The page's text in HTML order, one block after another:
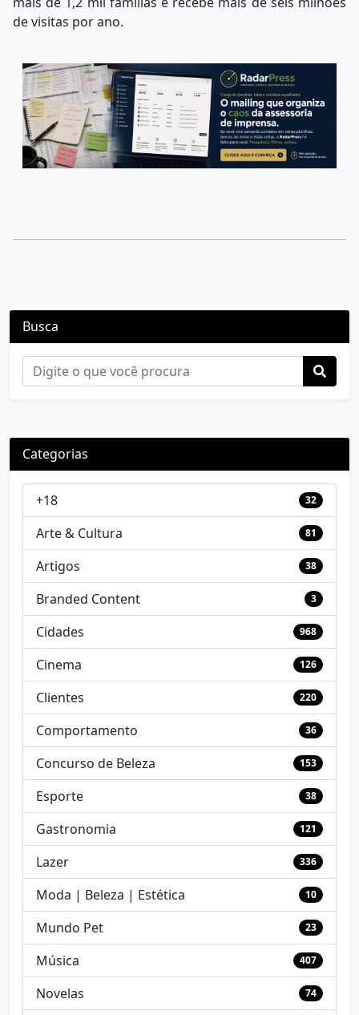
de visitas por ano.
Busca
Categorias
+18 32
Arte & Cultura 81
Artigos 38
Branded Content 3
Cidades 968
Cinema 126
Clientes 220
Comportamento 36
Concurso de Beleza 153
Esporte 38
Gastronomia 121
Lazer 336
Moda | Beleza | Estética 10
Mundo Pet 23
Música 407
Novelas 74